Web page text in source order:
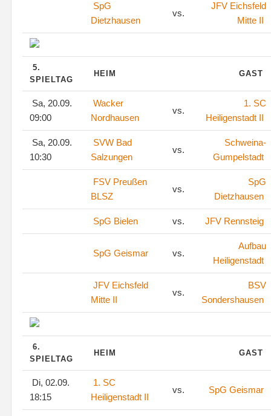
SpG
Dietzhausen
vs.
JFV Eichsfeld
Mitte II
5.
SPIELTAG
HEIM GAST
Sa, 20.09.
09:00
Wacker
Nordhausen
vs.
1. SC
Heiligenstadt II
Sa, 20.09.
10:30
SVW Bad
Salzungen
vs.
Schweina-
Gumpelstadt
FSV Preußen
BLSZ
vs.
SpG
Dietzhausen
SpG Bielen vs. JFV Rennsteig
SpG Geismar vs.
Aufbau
Heiligenstadt
JFV Eichsfeld
Mitte II
vs.
BSV
Sondershausen
6.
SPIELTAG
HEIM GAST
Di, 02.09.
18:15
1. SC
Heiligenstadt II
vs. SpG Geismar